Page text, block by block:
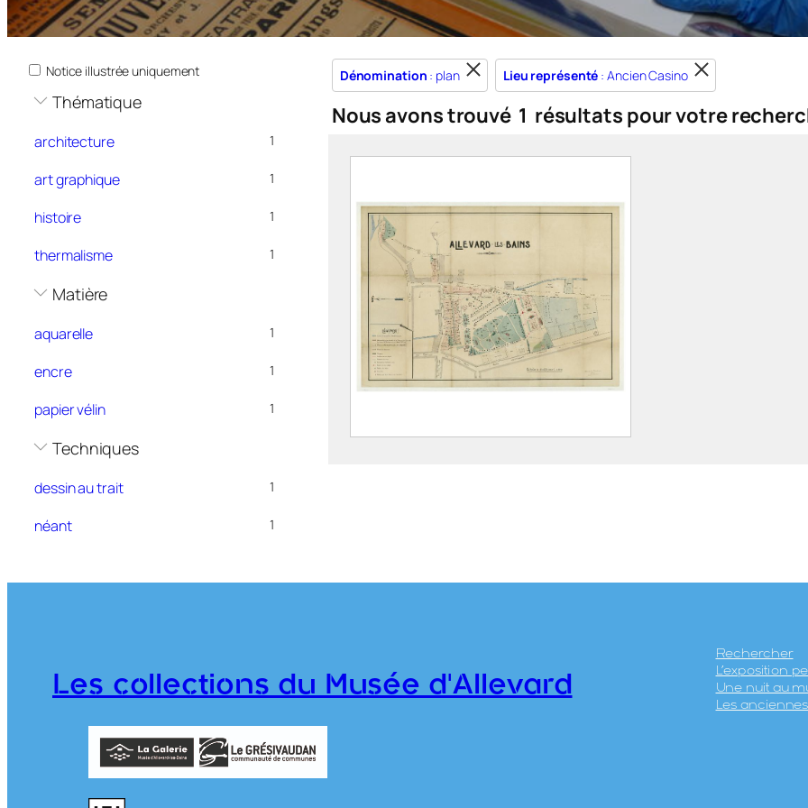
Notice illustrée uniquement
Thématique
architecture 1
art graphique 1
histoire 1
thermalisme 1
Matière
aquarelle 1
encre 1
papier vélin 1
Techniques
dessin au trait 1
néant 1
Dénomination : plan Lieu représenté : Ancien Casino
Nous avons trouvé 1 résultats pour votre
Parc thermal d’Allevard
Les collections du Musée d'Allevard
Rechercher
L’exposition
Une nuit au
Les